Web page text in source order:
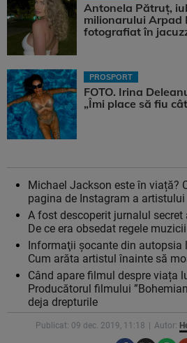
Antonela Pătruț,
milionarului Arpad
fotografiat în
PROSPORT
FOTO. Irina
„Îmi place să fiu
Michael Jackson este în viață?
pagina de Instagram a artistului
A fost descoperit jurnalul
De ce era obsedat regele
Informaţii şocante din autopsia
Cum arăta artistul înainte să
Când apare filmul despre viața
Producătorul filmului
deja drepturile
Publicat: 09 dec. 2019, 11:18 Autor: